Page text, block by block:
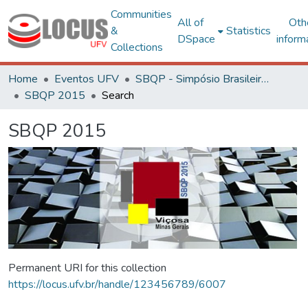
Communities
&
Collections
All of
DSpace
Statistics
Home Eventos UFV
SBQP - Simpósio Brasileiro de Qualidade do Projeto no Ambiente Construído
SBQP 2015
Search
SBQP 2015
Permanent URI for this collection
https://locus.ufv.br/handle/123456789/6007